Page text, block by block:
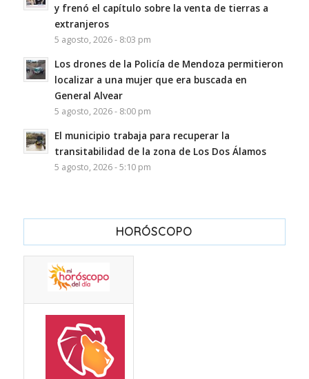
y frenó el capítulo sobre la venta de tierras a
extranjeros
5 agosto, 2026 - 8:03 pm
Los drones de la Policía de Mendoza permitieron
localizar a una mujer que era buscada en
General Alvear
5 agosto, 2026 - 8:00 pm
El municipio trabaja para recuperar la
transitabilidad de la zona de Los Dos Álamos
5 agosto, 2026 - 5:10 pm
HORÓSCOPO